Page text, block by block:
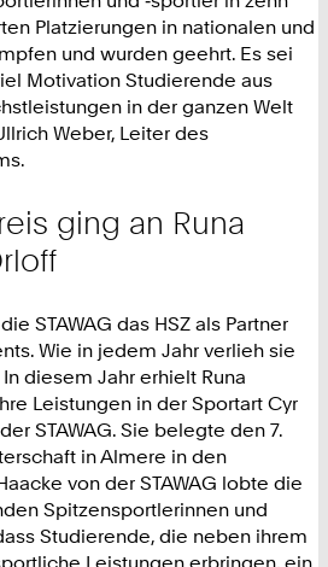
Platzierungen in nationalen und
und wurden geehrt. Es sei
Motivation Studierende aus
in der ganzen Welt
Weber, Leiter des
ging an Runa
STAWAG das HSZ als Partner
Wie in jedem Jahr verlieh sie
diesem Jahr erhielt Runa
Leistungen in der Sportart Cyr
STAWAG. Sie belegte den 7.
in Almere in den
von der STAWAG lobte die
Spitzensportlerinnen und
Studierende, die neben ihrem
Leistungen erbringen, ein